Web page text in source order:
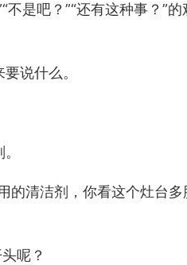
是吧？”“还有这种事？”的
说什么。
的清洁剂，你看这个灶台多
呢？